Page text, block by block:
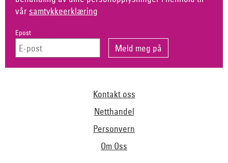
vår samtykkeerklæring
Epost
Kontakt oss
Netthandel
Personvern
Om Oss